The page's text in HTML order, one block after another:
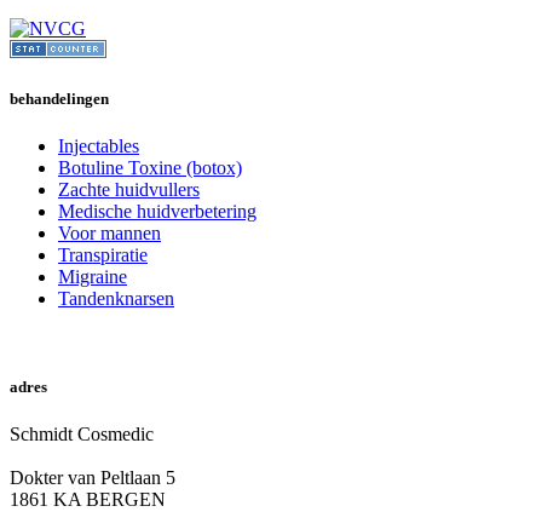
behandelingen
Injectables
Botuline Toxine (botox)
Zachte huidvullers
Medische huidverbetering
Voor mannen
Transpiratie
Migraine
Tandenknarsen
adres
Schmidt Cosmedic
Dokter van Peltlaan 5
1861 KA BERGEN